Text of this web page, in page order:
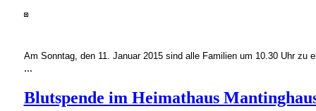
Am Sonntag, den 11. Januar 2015 sind alle Familien um 10.30 Uhr zu
...
Blutspende im Heimathaus